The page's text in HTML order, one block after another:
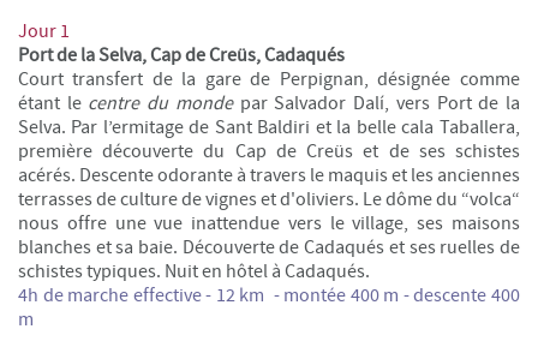
Jour 1
Port de la Selva, Cap de Creüs, Cadaqués
Court transfert de la gare de Perpignan, désignée comme
étant le centre du mondepar Salvador Dalí, vers Port de la
Selva. Par l’ermitage de Sant Baldiri et la belle cala Taballera,
première découverte du Cap de Creüs et de ses schistes
acérés. Descente odorante à travers le maquis et les anciennes
terrasses de culture de vignes et d'oliviers. Le dôme du “volca“
nous offre une vue inattendue vers le village, ses maisons
blanches et sa baie. Découverte de Cadaqués et ses ruelles de
schistes typiques. Nuit en hôtel à Cadaqués.
4h de marche effective - 12 km - montée 400 m - descente 400
m